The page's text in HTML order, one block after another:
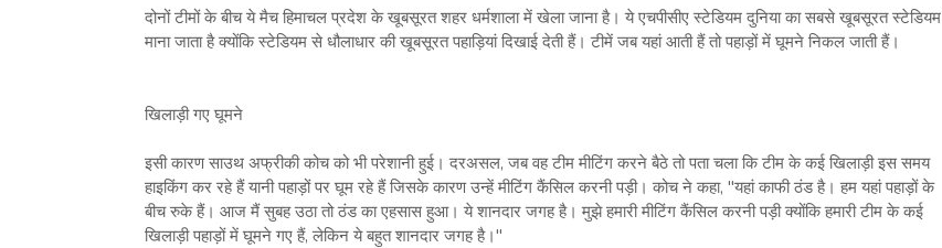
दोनों टीमों के बीच ये मैच हिमाचल प्रदेश के खूबसूरत शहर धर्मशाला में खेला जाना है। ये एचपीसीए स्टेडियम दुनिया का सबसे खूबसूरत स्टेडियम
माना जाता है क्योंकि स्टेडियम से धौलाधार की खूबसूरत पहाड़ियां दिखाई देती हैं। टीमें जब यहां आती हैं तो पहाड़ों में घूमने निकल जाती हैं।
खिलाड़ी गए घूमने
इसी कारण साउथ अफ्रीकी कोच को भी परेशानी हुई। दरअसल, जब वह टीम मीटिंग करने बैठे तो पता चला कि टीम के कई खिलाड़ी इस समय
हाइकिंग कर रहे हैं यानी पहाड़ों पर घूम रहे हैं जिसके कारण उन्हें मीटिंग कैंसिल करनी पड़ी। कोच ने कहा, "यहां काफी ठंड है। हम यहां पहाड़ों के
बीच रुके हैं। आज मैं सुबह उठा तो ठंड का एहसास हुआ। ये शानदार जगह है। मुझे हमारी मीटिंग कैंसिल करनी पड़ी क्योंकि हमारी टीम के कई
खिलाड़ी पहाड़ों में घूमने गए हैं, लेकिन ये बहुत शानदार जगह है।"